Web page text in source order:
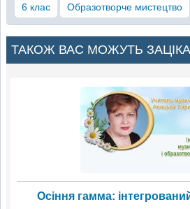
6 клас Образотворче мистецтво
ТАКОЖ ВАС МОЖУТЬ
Осіння гамма: